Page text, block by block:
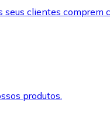
clientes comprem
produtos.